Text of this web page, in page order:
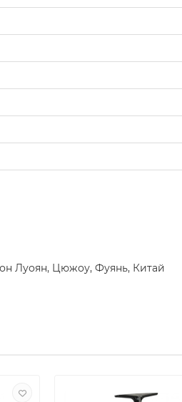
Луоян, Цюжоу, Фуянь, Китай